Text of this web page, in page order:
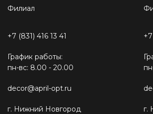
Филиал
+7 (831) 416 13 41
График работы:
пн-вс: 8.00 - 20.00
decor@april-opt.ru
г. Нижний Новгород
г.